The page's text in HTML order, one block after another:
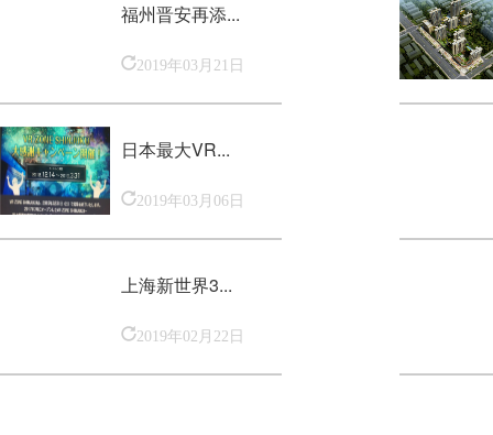
福州晋安再添...
2019年03月21日
日本最大VR...
2019年03月06日
上海新世界3...
2019年02月22日